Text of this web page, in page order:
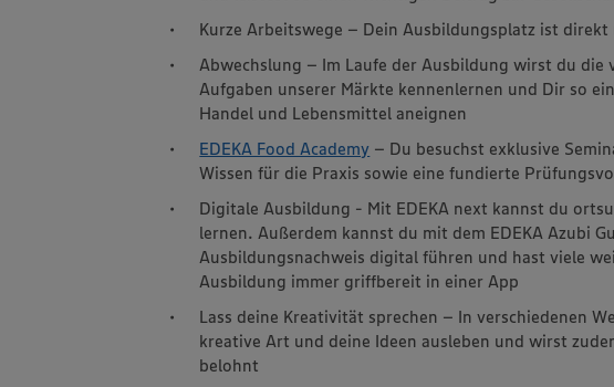
Kurze Arbeitswege – Dein Ausbildungsplatz ist direkt
Abwechslung – Im Laufe der Ausbildung wirst du die
Aufgaben unserer Märkte kennenlernen und Dir so
Handel und Lebensmittel aneignen
EDEKA Food Academy – Du besuchst exklusive
Wissen für die Praxis sowie eine fundierte
Digitale Ausbildung - Mit EDEKA next kannst du
lernen. Außerdem kannst du mit dem EDEKA Azubi
Ausbildungsnachweis digital führen und hast viele
Ausbildung immer griffbereit in einer App
Lass deine Kreativität sprechen – In verschiedenen
kreative Art und deine Ideen ausleben und wirst
belohnt